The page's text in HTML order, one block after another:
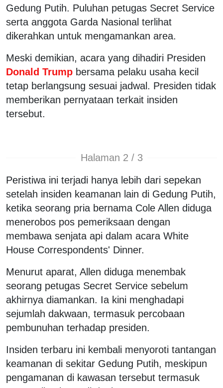
Gedung Putih. Puluhan petugas Secret Service
serta anggota Garda Nasional terlihat
dikerahkan untuk mengamankan area.
Meski demikian, acara yang dihadiri Presiden
Donald Trump bersama pelaku usaha kecil
tetap berlangsung sesuai jadwal. Presiden tidak
memberikan pernyataan terkait insiden
tersebut.
Halaman 2 / 3
Peristiwa ini terjadi hanya lebih dari sepekan
setelah insiden keamanan lain di Gedung Putih,
ketika seorang pria bernama Cole Allen diduga
menerobos pos pemeriksaan dengan
membawa senjata api dalam acara White
House Correspondents' Dinner.
Menurut aparat, Allen diduga menembak
seorang petugas Secret Service sebelum
akhirnya diamankan. Ia kini menghadapi
sejumlah dakwaan, termasuk percobaan
pembunuhan terhadap presiden.
Insiden terbaru ini kembali menyoroti tantangan
keamanan di sekitar Gedung Putih, meskipun
pengamanan di kawasan tersebut termasuk